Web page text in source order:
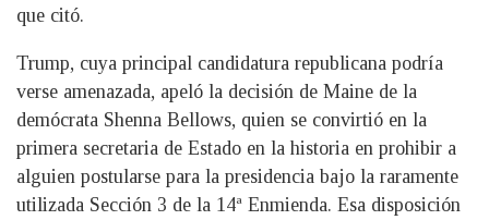
que citó.
Trump, cuya principal candidatura republicana podría
verse amenazada, apeló la decisión de Maine de la
demócrata Shenna Bellows, quien se convirtió en la
primera secretaria de Estado en la historia en prohibir a
alguien postularse para la presidencia bajo la raramente
utilizada Sección 3 de la 14ª Enmienda. Esa disposición